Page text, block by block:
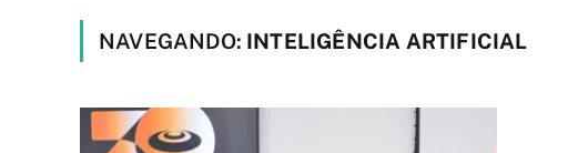
NAVEGANDO: INTELIGÊNCIA ARTIFICIAL